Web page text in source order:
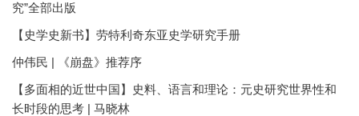
究”全部出版
【史学史新书】劳特利奇东亚史学研究手册
仲伟民 | 《崩盘》推荐序
【多面相的近世中国】史料、语言和理论：元史研究世界性和
长时段的思考 | 马晓林